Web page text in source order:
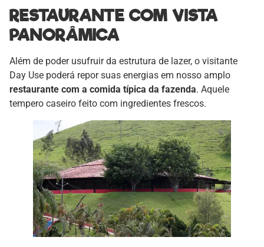
RESTAURANTE COM VISTA
PANORÂMICA
Além de poder usufruir da estrutura de lazer, o visitante
Day Use poderá repor suas energias em nosso amplo
restaurante com a comida típica da fazenda. Aquele
tempero caseiro feito com ingredientes frescos.